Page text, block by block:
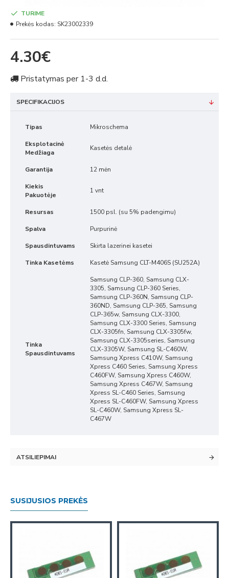
4.30€
TURIME
Prekės kodas: SK23002339
Pristatymas per 1-3 d.d.
SPECIFIKACIJOS
Tipas Mikroschema
Eksplotacinė
Medžiaga
Kasetės detalė
Garantija 12 mėn
Kiekis
Pakuotėje
1 vnt
Resursas 1500 psl. (su 5% padengimu)
Spalva Purpurinė
Spausdintuvams Skirta lazerinei kasetei
Tinka Kasetėms Kasetė Samsung CLT-M406S (SU252A)
Tinka
Spausdintuvams
Samsung CLP-360, Samsung CLX-
3305, Samsung CLP-360 Series,
Samsung CLP-360N, Samsung CLP-
360ND, Samsung CLP-365, Samsung
CLP-365w, Samsung CLX-3300,
Samsung CLX-3300 Series, Samsung
CLX-3305fn, Samsung CLX-3305fw,
Samsung CLX-3305series, Samsung
CLX-3305W, Samsung SL-C460W,
Samsung Xpress C410W, Samsung
Xpress C460 Series, Samsung Xpress
C460FW, Samsung Xpress C460W,
Samsung Xpress C467W, Samsung
Xpress SL-C460 Series, Samsung
Xpress SL-C460FW, Samsung Xpress
SL-C460W, Samsung Xpress SL-
C467W
ATSILIEPIMAI
SUSIJUSIOS PREKĖS